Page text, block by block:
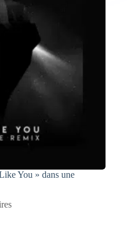
You » dans une